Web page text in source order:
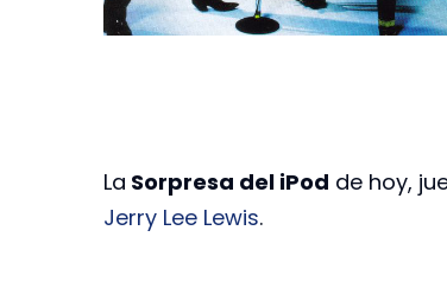
La Sorpresa del iPod de hoy,
Jerry Lee Lewis.